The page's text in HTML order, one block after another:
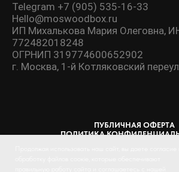
Telegram +7 (905) 535-16-33
Hello@moswoodbox.ru
ИП Михалькова Мария Олеговна,
772482018248
ОГРНИП 319774600652902
г. Москва, 1-й Котляковский
ПУБЛИЧНАЯ ОФЕРТА
ПОЛИТИКА